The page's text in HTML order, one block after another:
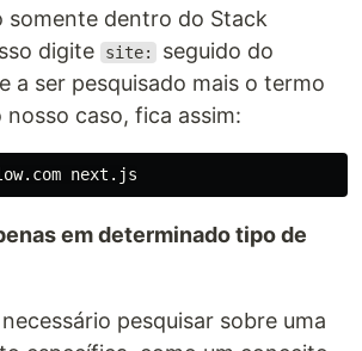
somente dentro do Stack
digite
site:
seguido do
a ser pesquisado mais o termo
nosso caso, fica assim:
em determinado tipo de
pesquisar sobre uma